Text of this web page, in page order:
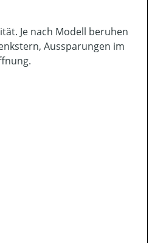
Je nach Modell beruhen
Aussparungen im